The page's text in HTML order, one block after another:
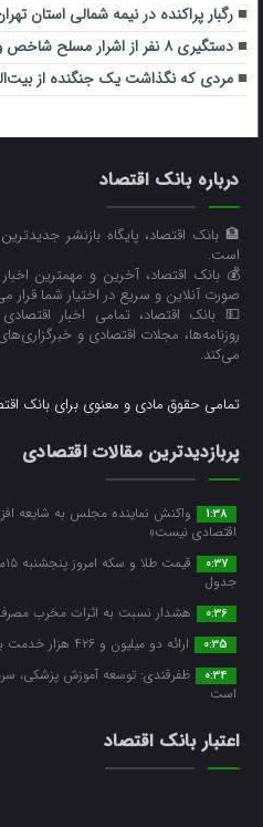
رگبار پراکنده در نیمه شمالی استان
دستگیری ۸ نفر از اشرار مسلح شاخص و مرتبطین گروهک‌های تروریستی
مردی که نگذاشت یک جنگنده از
درباره بانک اقتصاد
🏦 بانک اقتصاد، پایگاه بازنشر
است.
💰 بانک اقتصاد، آخرین و مهمترین
صورت آنلاین و سریع در اختیار شما قرار
💵 بانک اقتصاد، تمامی اخبار
روزنامه‌ها، مجلات اقتصادی و
می‌کند.
تمامی حقوق مادی و معنوی برای بانک
پربازدیدترین مقالات اقتصادی
1:38
واکنش نماینده مجلس به شایعه
اقتصادی نیست»
0:37
جدول
0:36 هشدار نسبت به اثرات مخرب مصرف
0:35 ارائه دو میلیون و ۴۲۶ هزار خدمت بهداشتی و درمانی به زائران
0:34
ظفرقندی: توسعه آموزش پزشکی،
است
اعتبار بانک اقتصاد